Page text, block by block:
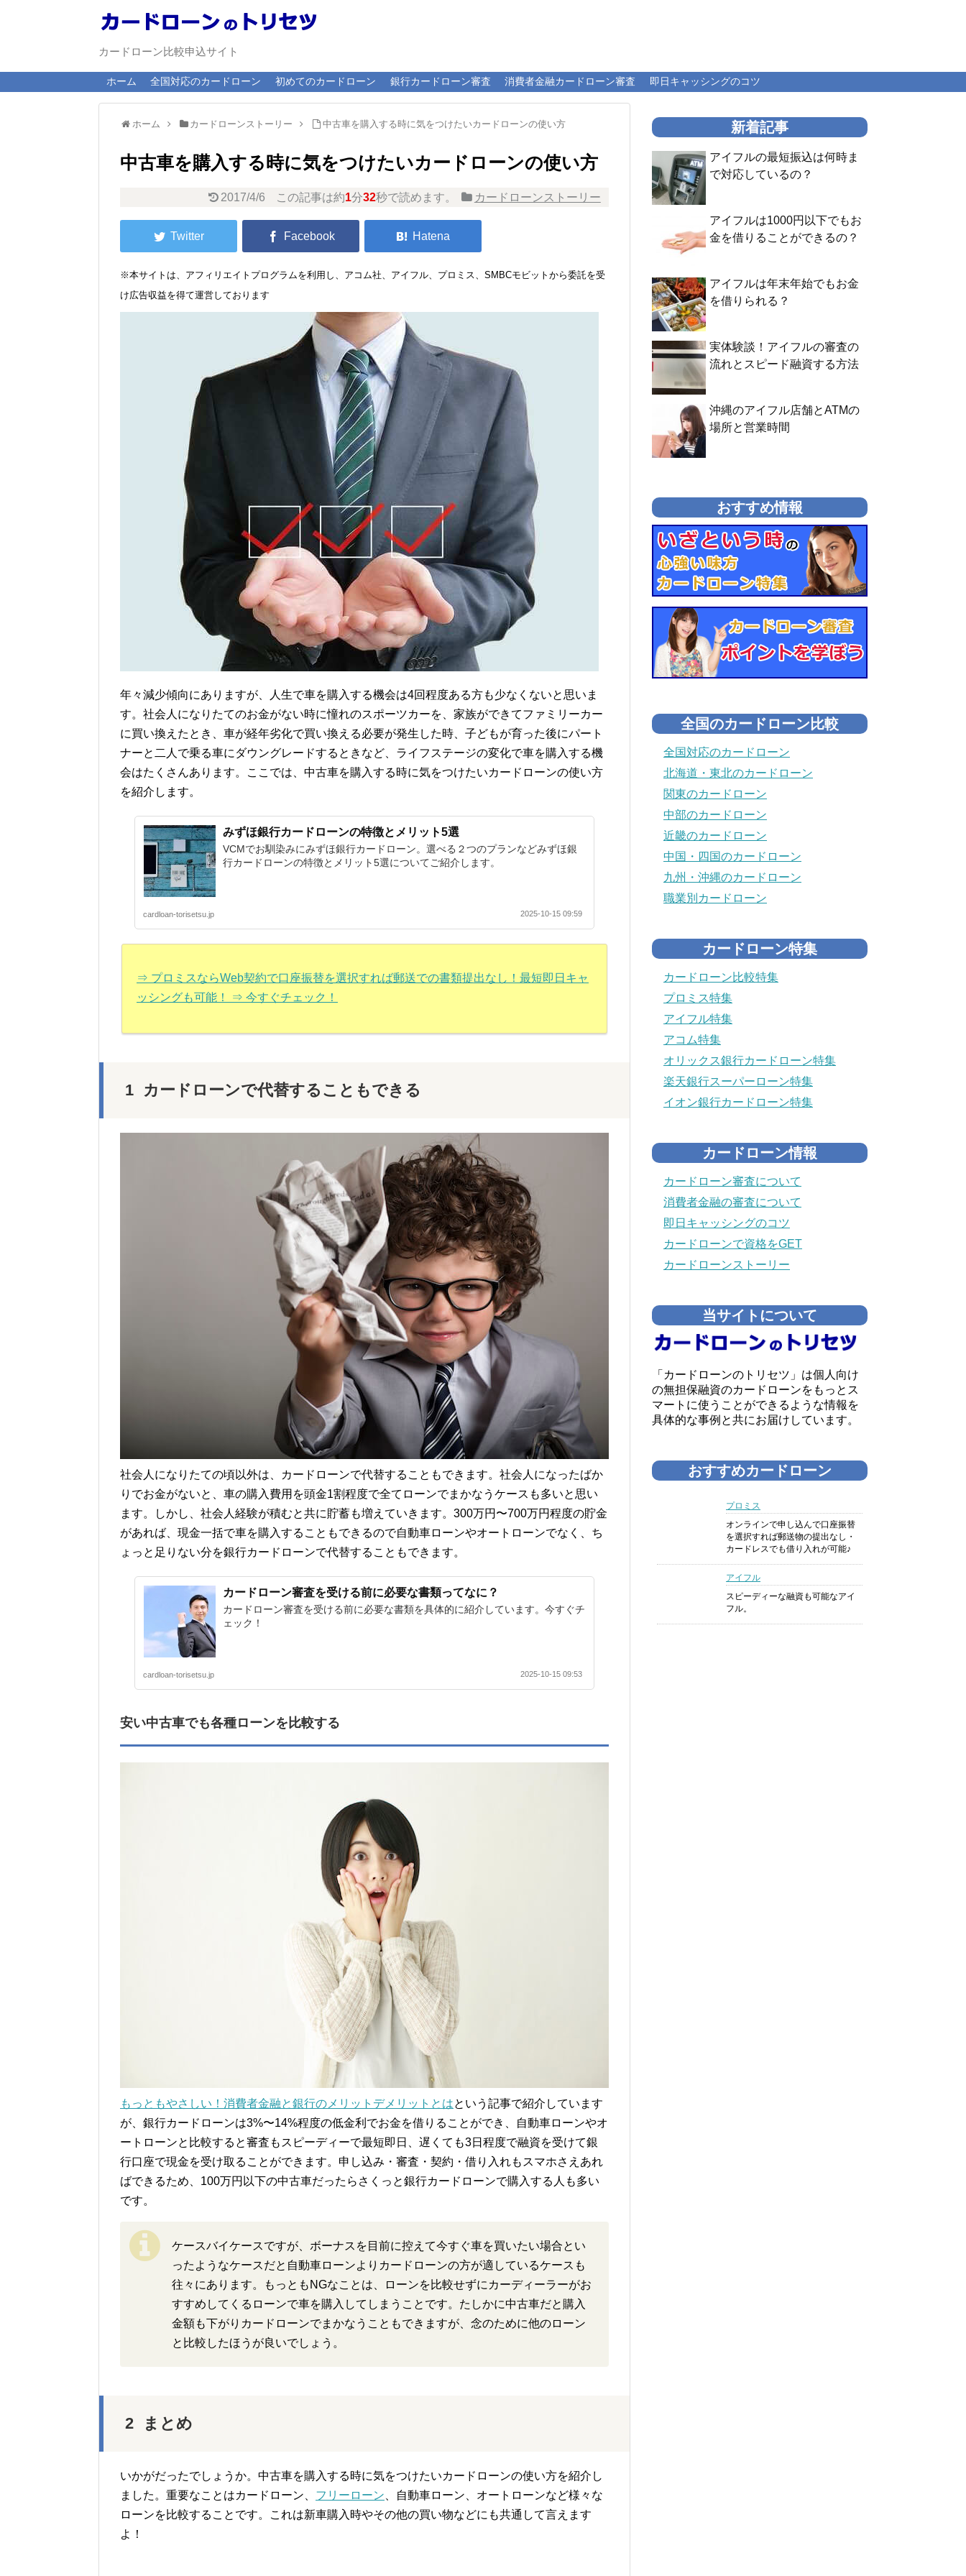
カードローン比較申込サイト
ホーム 全国対応のカードローン 初めてのカードローン 銀行カードローン審査 消費者金融カードローン審査 即日キャッシングのコツ
ホーム カードローンストーリー 中古車を購入する時に気をつけたいカードローンの使い方
中古車を購入する時に気をつけたいカードローンの使い方
2017/4/6 この記事は約1分32秒で読めます。 カードローンストーリー
※本サイトは、アフィリエイトプログラムを利用し、アコム社、アイフル、プロミス、SMBCモビットから委託を受
け広告収益を得て運営しております
年々減少傾向にありますが、人生で車を購入する機会は4回程度ある方も少なくないと思いま
す。社会人になりたてのお金がない時に憧れのスポーツカーを、家族ができてファミリーカー
に買い換えたとき、車が経年劣化で買い換える必要が発生した時、子どもが育った後にパート
ナーと二人で乗る車にダウングレードするときなど、ライフステージの変化で車を購入する機
会はたくさんあります。ここでは、中古車を購入する時に気をつけたいカードローンの使い方
を紹介します。
みずほ銀行カードローンの特徴とメリット5選
VCMでお馴染みにみずほ銀行カードローン。選べる２つのプランなどみずほ銀
行カードローンの特徴とメリット5選についてご紹介します。
cardloan-torisetsu.jp 2025-10-15 09:59
⇒ プロミスならWeb契約で口座振替を選択すれば郵送での書類提出なし！最短即日キャ
ッシングも可能！ ⇒ 今すぐチェック！
カードローンで代替することもできる
社会人になりたての頃以外は、カードローンで代替することもできます。社会人になったばか
りでお金がないと、車の購入費用を頭金1割程度で全てローンでまかなうケースも多いと思い
ます。しかし、社会人経験が積むと共に貯蓄も増えていきます。300万円〜700万円程度の貯金
があれば、現金一括で車を購入することもできるので自動車ローンやオートローンでなく、ち
ょっと足りない分を銀行カードローンで代替することもできます。
カードローン審査を受ける前に必要な書類ってなに？
カードローン審査を受ける前に必要な書類を具体的に紹介しています。今すぐチ
ェック！
cardloan-torisetsu.jp 2025-10-15 09:53
安い中古車でも各種ローンを比較する
もっともやさしい！消費者金融と銀行のメリットデメリットとはという記事で紹介しています
が、銀行カードローンは3%〜14%程度の低金利でお金を借りることができ、自動車ローンやオ
ートローンと比較すると審査もスピーディーで最短即日、遅くても3日程度で融資を受けて銀
行口座で現金を受け取ることができます。申し込み・審査・契約・借り入れもスマホさえあれ
ばできるため、100万円以下の中古車だったらさくっと銀行カードローンで購入する人も多い
です。
ケースバイケースですが、ボーナスを目前に控えて今すぐ車を買いたい場合とい
ったようなケースだと自動車ローンよりカードローンの方が適しているケースも
往々にあります。もっともNGなことは、ローンを比較せずにカーディーラーがお
すすめしてくるローンで車を購入してしまうことです。たしかに中古車だと購入
金額も下がりカードローンでまかなうこともできますが、念のために他のローン
と比較したほうが良いでしょう。
まとめ
いかがだったでしょうか。中古車を購入する時に気をつけたいカードローンの使い方を紹介し
ました。重要なことはカードローン、 フリーローン 、自動車ローン、オートローンなど様々な
ローンを比較することです。これは新車購入時やその他の買い物などにも共通して言えます
よ！
新着記事
アイフルの最短振込は何時ま
で対応しているの？
アイフルは1000円以下でもお
金を借りることができるの？
アイフルは年末年始でもお金
を借りられる？
実体験談！アイフルの審査の
流れとスピード融資する方法
沖縄のアイフル店舗とATMの
場所と営業時間
おすすめ情報
全国のカードローン比較
全国対応のカードローン
北海道・東北のカードローン
関東のカードローン
中部のカードローン
近畿のカードローン
中国・四国のカードローン
九州・沖縄のカードローン
職業別カードローン
カードローン特集
カードローン比較特集
プロミス特集
アイフル特集
アコム特集
オリックス銀行カードローン特集
楽天銀行スーパーローン特集
イオン銀行カードローン特集
カードローン情報
カードローン審査について
消費者金融の審査について
即日キャッシングのコツ
カードローンで資格をGET
カードローンストーリー
当サイトについて
「カードローンのトリセツ」は個人向け
の無担保融資のカードローンをもっとス
マートに使うことができるような情報を
具体的な事例と共にお届けしています。
おすすめカードローン
プロミス
オンラインで申し込んで口座振替
を選択すれば郵送物の提出なし・
カードレスでも借り入れが可能♪
アイフル
スピーディーな融資も可能なアイ
フル。